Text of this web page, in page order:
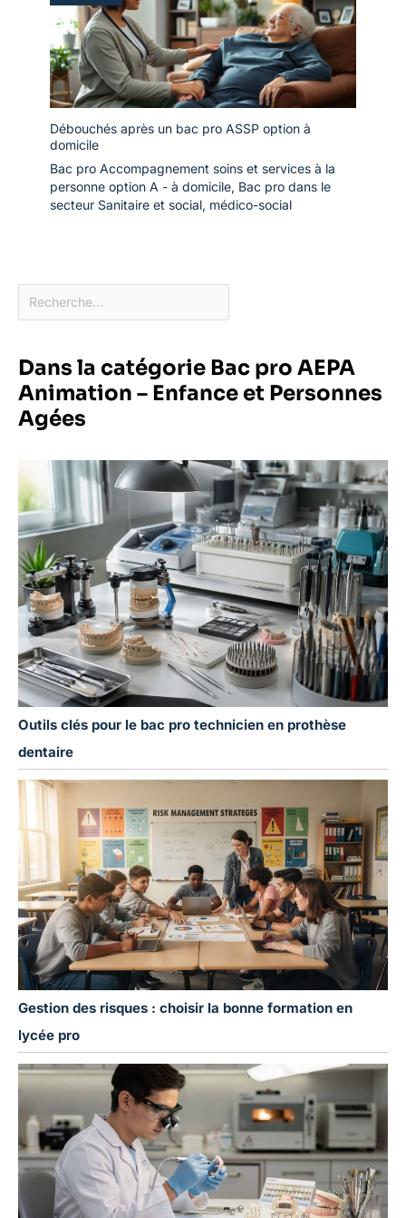
Débouchés après un bac pro ASSP option à
domicile
Bac pro Accompagnement soins et services à la
personne option A - à domicile, Bac pro dans le
secteur Sanitaire et social, médico-social
Dans la catégorie Bac pro AEPA
Animation – Enfance et Personnes
Agées
Outils clés pour le bac pro technicien en prothèse
dentaire
Gestion des risques : choisir la bonne formation en
lycée pro